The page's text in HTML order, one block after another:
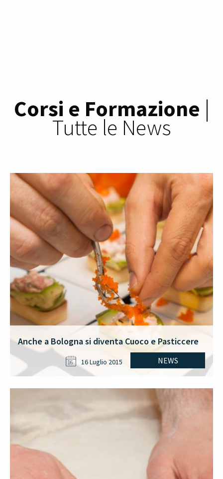
Corsi e Formazione |
Tutte le News
Anche a Bologna si diventa Cuoco e Pasticcere
NEWS
16 16 Luglio 2015